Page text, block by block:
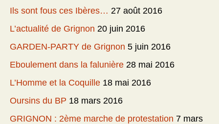
Ils sont fous ces Ibères… 27 août 2016
L’actualité de Grignon 20 juin 2016
GARDEN-PARTY de Grignon 5 juin 2016
Eboulement dans la falunière 28 mai 2016
L’Homme et la Coquille 18 mai 2016
Oursins du BP 18 mars 2016
GRIGNON : 2ème marche de protestation 7 mars